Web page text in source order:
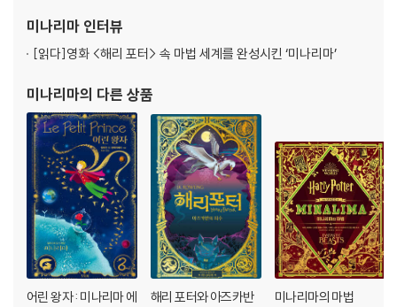
은 사랑을 받은 이야기들을 ‘미나리마 클래식 시리즈’
미나리마 인터뷰
[읽다]영화 <해리 포터> 속 마법 세계를 완성시킨 ‘미나리마’
미나리마의 다른 상품
어린 왕자 : 미나리마 에
해리 포터와 아즈카반
미나리마의 마법